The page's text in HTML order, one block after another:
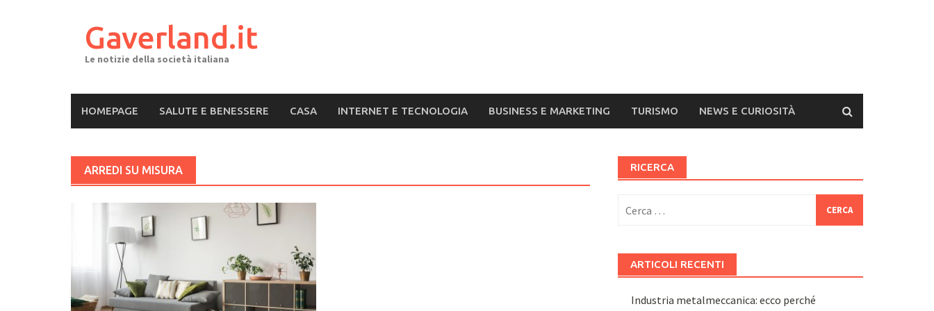
Gaverland.it
Le notizie della società italiana
HOMEPAGE SALUTE E BENESSERE CASA INTERNET E TECNOLOGIA BUSINESS E MARKETING TURISMO NEWS E CURIOSITÀ
ARREDI SU MISURA RICERCA
per:
ARTICOLI RECENTI
Industria metalmeccanica: ecco perché